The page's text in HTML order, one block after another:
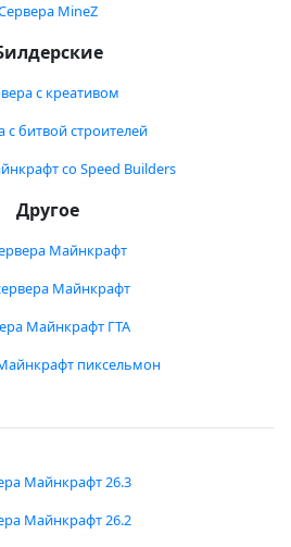
MineZ
с креативом
с битвой строителей
со Speed Builders
Другое
Майнкрафт
Майнкрафт
Майнкрафт ГТА
пиксельмон
Майнкрафт 26.3
Майнкрафт 26.2